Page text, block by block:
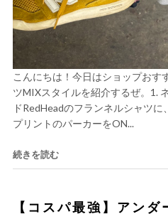
こんにちは！今日はショップおす
ツMIXスタイルを紹介するぜ。1.
ドRedHeadのフランネルシャツ
プリントのパーカーをON...
続きを読む
【コスパ最強】アン